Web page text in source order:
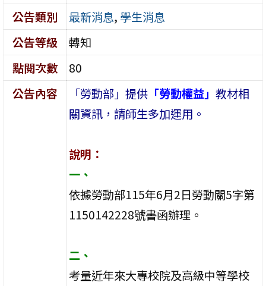
公告類別
最新消息, 學生消息
公告等級
轉知
點閱次數
80
公告內容
「勞動部」提供 「勞動權益」教材相
關資訊，請師生多加運用。
說明：
一、
依據勞動部115年6月2日勞動關5字第
1150142228號書函辦理。
二、
考量近年來大專校院及高級中等學校